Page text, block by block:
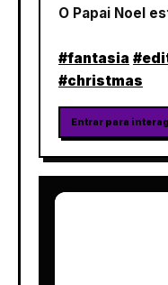
O Papai Noel
#fantasia
#christmas
Entrar para